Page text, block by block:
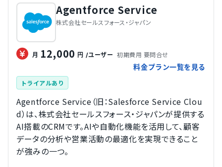
Agentforce Service
株式会社セールスフォース・ジャパン
月 12,000 円 /ユーザー
初期費用 要問合せ
料金プラン一覧を見る
トライアルあり
Agentforce Service（旧：Salesforce Service Clou
d）は、株式会社セールスフォース・ジャパンが提供する
AI搭載のCRMです。AIや自動化機能を活用して、顧客
データの分析や営業活動の最適化を実現できること
が強みの一つ。